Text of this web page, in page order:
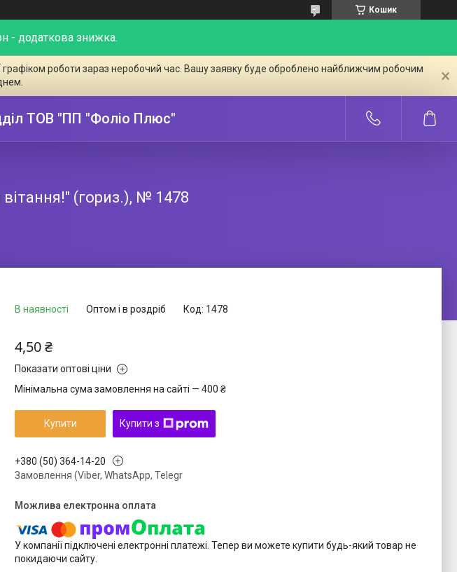
Кошик
- додаткова знижка.
роботи зараз неробочий час. Вашу заявку буде оброблено найближчим робочим
ТОВ "ПП "Фоліо Плюс"
(гориз.), № 1478
В наявності Оптом і в роздріб Код: 1478
4,50 ₴
Показати оптові ціни
Мінімальна сума замовлення на сайті — 400 ₴
Купити Купити з
+380 (50) 364-14-20
Замовлення (Viber, WhatsApp, Telegr
У компанії підключені електронні платежі. Тепер ви можете купити будь-який товар не
покидаючи сайту.